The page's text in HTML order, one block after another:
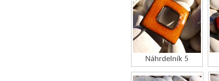
Náhrdelník 5